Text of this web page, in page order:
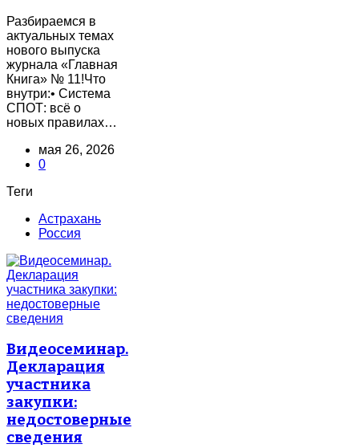
Разбираемся в
актуальных темах
нового выпуска
журнала «Главная
Книга» № 11!Что
внутри:• Система
СПОТ: всё о
новых правилах…
мая 26, 2026
0
Теги
Астрахань
Россия
Видеосеминар.
Декларация
участника
закупки:
недостоверные
сведения